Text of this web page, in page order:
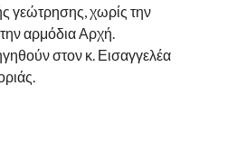
γεώτρησης, χωρίς την
αρμόδια Αρχή.
στον κ. Εισαγγελέα